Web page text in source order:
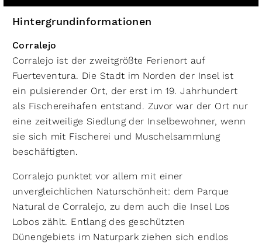
Hintergrundinformationen
Corralejo
Corralejo ist der zweitgrößte Ferienort auf
Fuerteventura. Die Stadt im Norden der Insel ist
ein pulsierender Ort, der erst im 19. Jahrhundert
als Fischereihafen entstand. Zuvor war der Ort nur
eine zeitweilige Siedlung der Inselbewohner, wenn
sie sich mit Fischerei und Muschelsammlung
beschäftigten.
Corralejo punktet vor allem mit einer
unvergleichlichen Naturschönheit: dem Parque
Natural de Corralejo, zu dem auch die Insel Los
Lobos zählt. Entlang des geschützten
Dünengebiets im Naturpark ziehen sich endlos